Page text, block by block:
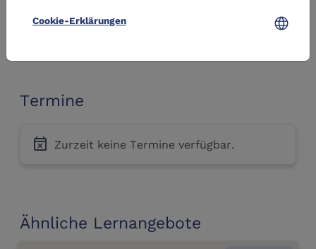
Cookie-Erklärungen language
Museumsbesucher:innen, die sich für die
Termine
event_busy Zurzeit keine Termine verfügbar.
Ähnliche Lernangebote